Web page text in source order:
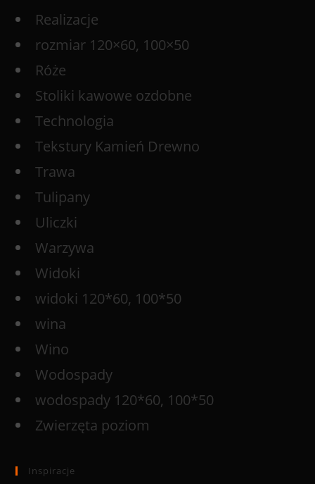
Realizacje
rozmiar 120×60, 100×50
Róże
Stoliki kawowe ozdobne
Technologia
Tekstury Kamień Drewno
Trawa
Tulipany
Uliczki
Warzywa
Widoki
widoki 120*60, 100*50
wina
Wino
Wodospady
wodospady 120*60, 100*50
Zwierzęta poziom
Inspiracje